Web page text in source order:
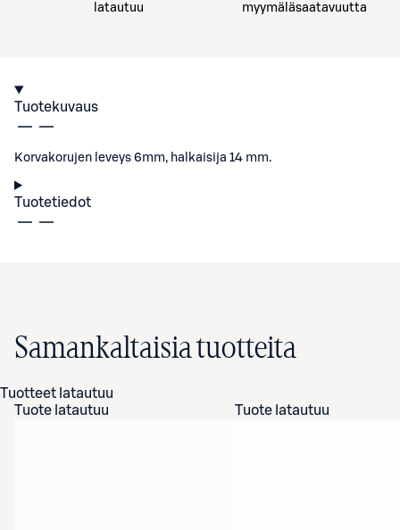
latautuu
myymäläsaatavuutta
Tuotekuvaus
Korvakorujen leveys 6mm, halkaisija 14 mm.
Tuotetiedot
Samankaltaisia tuotteita
Tuotteet latautuu
Tuote latautuu
Tuote latautuu